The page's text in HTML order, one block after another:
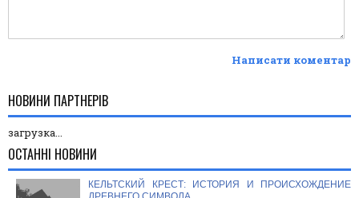
Написати коментар
НОВИНИ ПАРТНЕРІВ
загрузка...
ОСТАННІ НОВИНИ
КЕЛЬТСКИЙ КРЕСТ: ИСТОРИЯ И ПРОИСХОЖДЕНИЕ